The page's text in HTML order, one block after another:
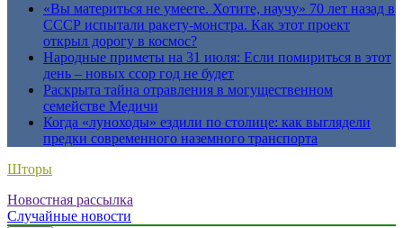
«Вы материться не умеете. Хотите, научу» 70 лет назад в
СССР испытали ракету-монстра. Как этот проект
открыл дорогу в космос?
Народные приметы на 31 июля: Если помириться в этот
день – новых ссор год не будет
Раскрыта тайна отравления в могущественном
семействе Медичи
Когда «луноходы» ездили по столице: как выглядели
предки современного наземного транспорта
Шторы
Новостная рассылка
Случайные новости